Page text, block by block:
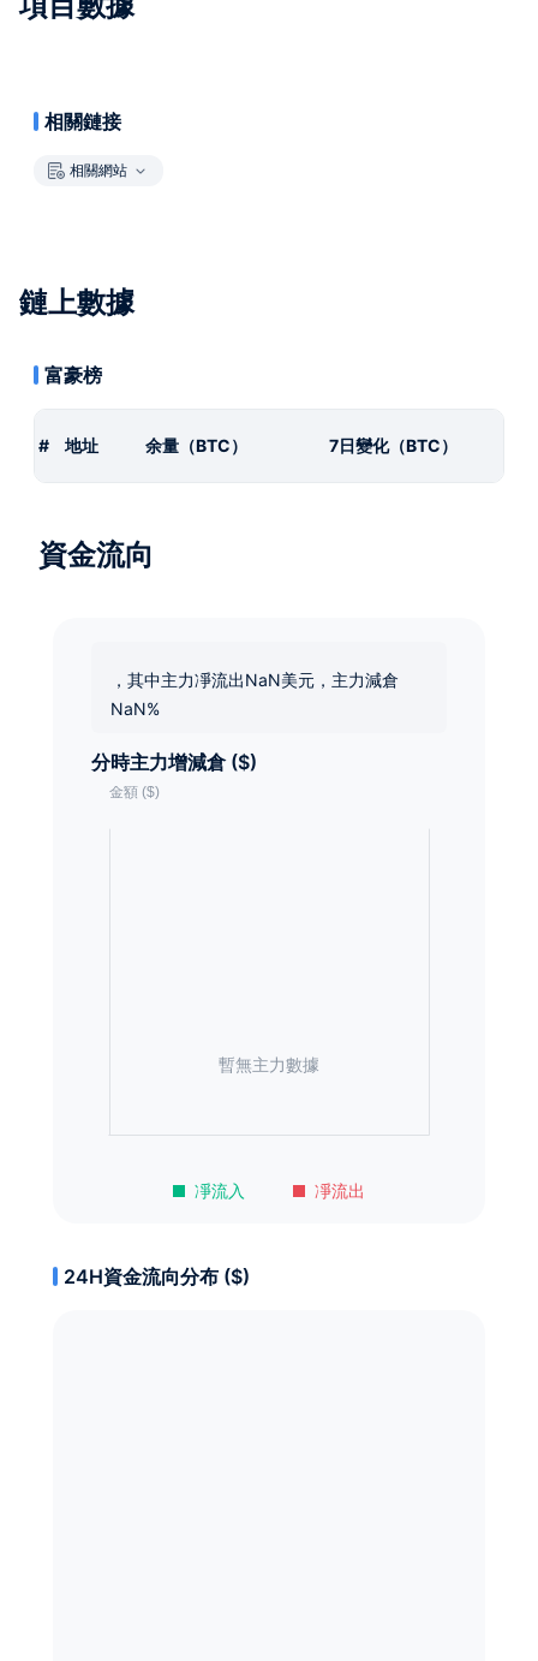
相關鏈接
相關網站
鏈上數據
富豪榜
# 地址 余量（BTC） 7日變化（BTC）
資金流向
，其中主力凈流出NaN美元，主力減倉
NaN%
分時主力增減倉 ($)
凈流入 凈流出
暫無主力數據
24H資金流向分布 ($)